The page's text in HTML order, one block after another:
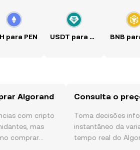
para PEN USDT para PEN BNB
Algorand
com cripto
mas
comprar
Consulta o
Toma decisões
instantâneo da
tempo real do